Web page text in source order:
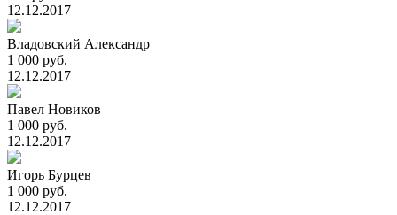
12.12.2017
Владовский Александр
1 000 руб.
12.12.2017
Павел Новиков
1 000 руб.
12.12.2017
Игорь Бурцев
1 000 руб.
12.12.2017